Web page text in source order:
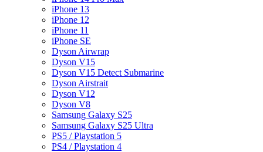
iPhone 13
iPhone 12
iPhone 11
iPhone SE
Dyson Airwrap
Dyson V15
Dyson V15 Detect Submarine
Dyson Airstrait
Dyson V12
Dyson V8
Samsung Galaxy S25
Samsung Galaxy S25 Ultra
PS5 / Playstation 5
PS4 / Playstation 4